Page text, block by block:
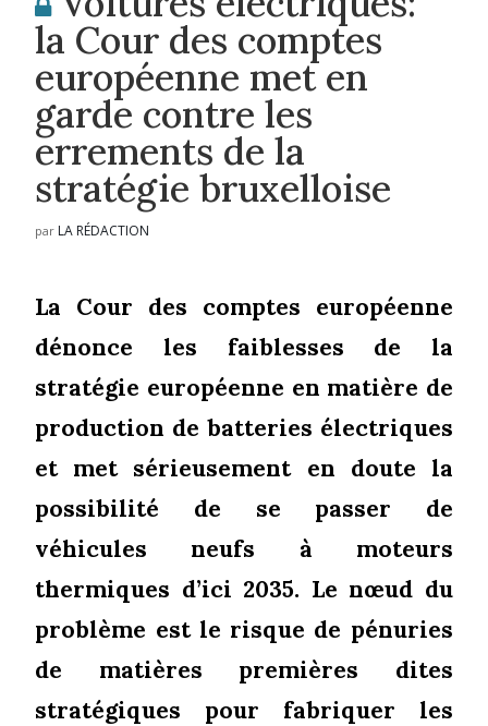
la Cour des comptes
européenne met en
garde contre les
errements de la
stratégie bruxelloise
par LA RÉDACTION
La Cour des comptes européenne
dénonce les faiblesses de la
stratégie européenne en matière de
production de batteries électriques
et met sérieusement en doute la
possibilité de se passer de
véhicules neufs à moteurs
thermiques d’ici 2035. Le nœud du
problème est le risque de pénuries
de matières premières dites
stratégiques pour fabriquer les